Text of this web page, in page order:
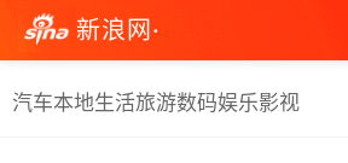
新浪网·
汽车本地生活旅游数码娱乐影视